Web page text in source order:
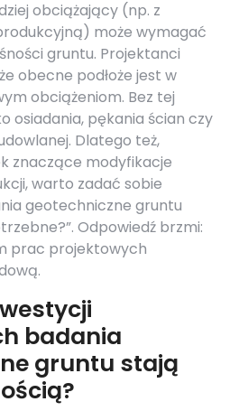
obciążający (np. z
może wymagać
gruntu. Projektanci
obecne podłoże jest w
obciążeniom. Bez tej
osiadania, pękania ścian czy
Dlatego też,
znaczące modyfikacje
warto zadać sobie
geotechniczne gruntu
Odpowiedź brzmi:
prac projektowych
badania
gruntu stają